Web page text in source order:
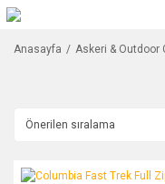
Anasayfa Askeri & Outdoor
Columbia Fast Trek Full Zip